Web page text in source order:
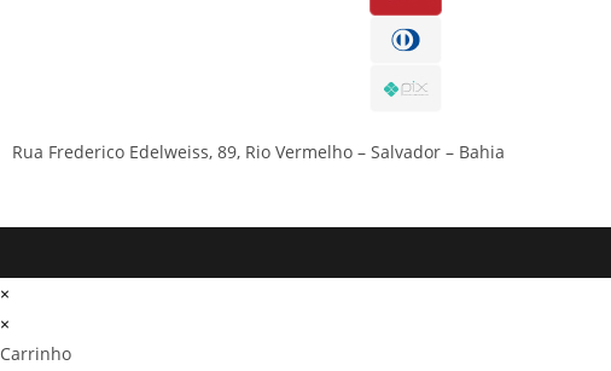
Rua Frederico Edelweiss, 89, Rio Vermelho – Salvador – Bahia
×
×
Carrinho